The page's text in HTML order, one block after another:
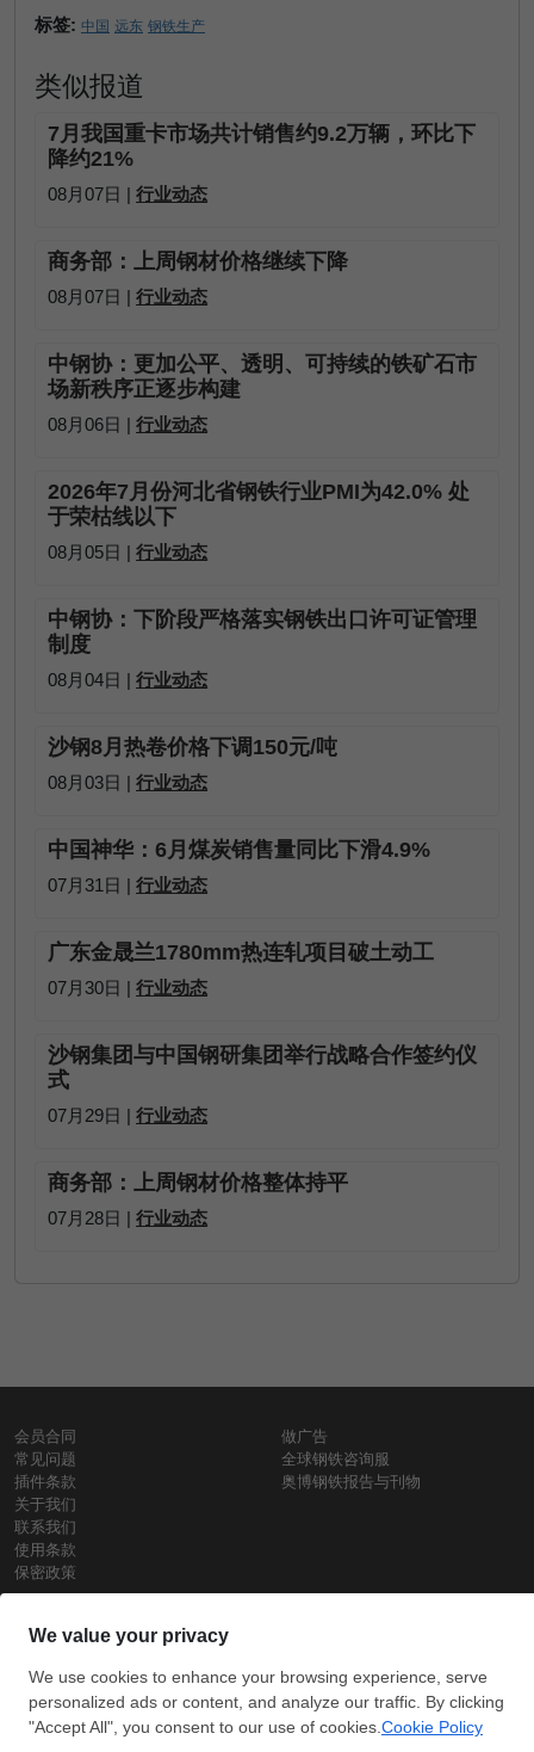
标签: 中国 远东 钢铁生产
类似报道
7月我国重卡市场共计销售约9.2万辆，环比下
降约21%
08月07日 | 行业动态
商务部：上周钢材价格继续下降
08月07日 | 行业动态
中钢协：更加公平、透明、可持续的铁矿石市
场新秩序正逐步构建
08月06日 | 行业动态
2026年7月份河北省钢铁行业PMI为42.0% 处
于荣枯线以下
08月05日 | 行业动态
中钢协：下阶段严格落实钢铁出口许可证管理
制度
08月04日 | 行业动态
沙钢8月热卷价格下调150元/吨
08月03日 | 行业动态
中国神华：6月煤炭销售量同比下滑4.9%
07月31日 | 行业动态
广东金晟兰1780mm热连轧项目破土动工
07月30日 | 行业动态
沙钢集团与中国钢研集团举行战略合作签约仪
式
07月29日 | 行业动态
商务部：上周钢材价格整体持平
07月28日 | 行业动态
会员合同
常见问题
插件条款
关于我们
联系我们
使用条款
保密政策
做广告
全球钢铁咨询服
奥博钢铁报告与刊物
钢材价格
每日废钢价格
盘条价格
订
阅
信用卡支
付
支付宝支
付